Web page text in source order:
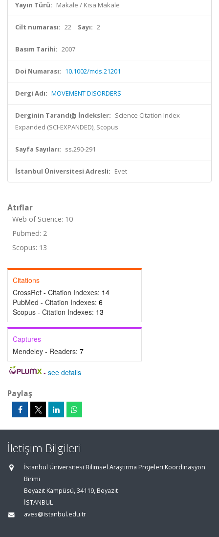
Yayın Türü: Makale / Kısa Makale
Cilt numarası: 22 Sayı: 2
Basım Tarihi: 2007
Doi Numarası: 10.1002/mds.21201
Dergi Adı: MOVEMENT DISORDERS
Derginin Tarandığı İndeksler: Science Citation Index
Expanded (SCI-EXPANDED), Scopus
Sayfa Sayıları: ss.290-291
İstanbul Üniversitesi Adresli: Evet
Atıflar
Web of Science: 10
Pubmed: 2
Scopus: 13
Citations
CrossRef - Citation Indexes: 14
PubMed - Citation Indexes: 6
Scopus - Citation Indexes: 13
Captures
Mendeley - Readers: 7
- see details
Paylaş
İletişim Bilgileri
İstanbul Üniversitesi Bilimsel Araştırma Projeleri Koordinasyon
Birimi
Beyazıt Kampüsü, 34119, Beyazıt
İSTANBUL
aves@istanbul.edu.tr